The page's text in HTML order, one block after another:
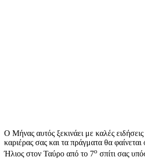
Ο Μήνας αυτός ξεκινάει με καλές
καριέρας σας και τα πράγματα θα
Ήλιος στον Ταύρο από το 7ο σπίτι σας